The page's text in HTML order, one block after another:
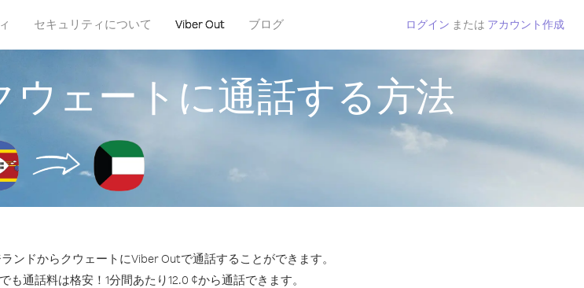
セキュリティについて Viber Out ブログ ログイン または アカウント作成
ェートに通話する方法
ンドからクウェートにViber Outで通話することができます。
通話料は格安！1分間あたり12.0 ¢から通話できます。